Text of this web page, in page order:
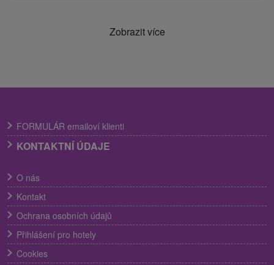
Zobrazit více
FORMULÁR emailoví klienti
KONTAKTNÍ ÚDAJE
O nás
Kontakt
Ochrana osobních údajů
Přihlášení pro hotely
Cookies